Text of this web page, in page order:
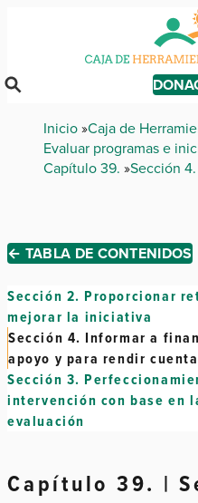
content
Breadcrumb
Inicio Caja de
Evaluar programas e
Capítulo 39. Sección 4.
← TABLA DE CONTENIDOS
Sección 2. Proporcionar
mejorar la iniciativa
Sección 4. Informar a
apoyo y para rendir
Sección 3.
intervención con base en
evaluación
Capítulo 39. |